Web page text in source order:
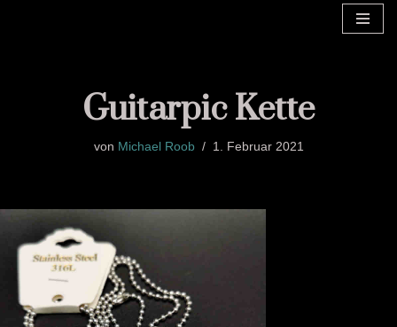
Guitarpic Kette
von Michael Roob 1. Februar 2021